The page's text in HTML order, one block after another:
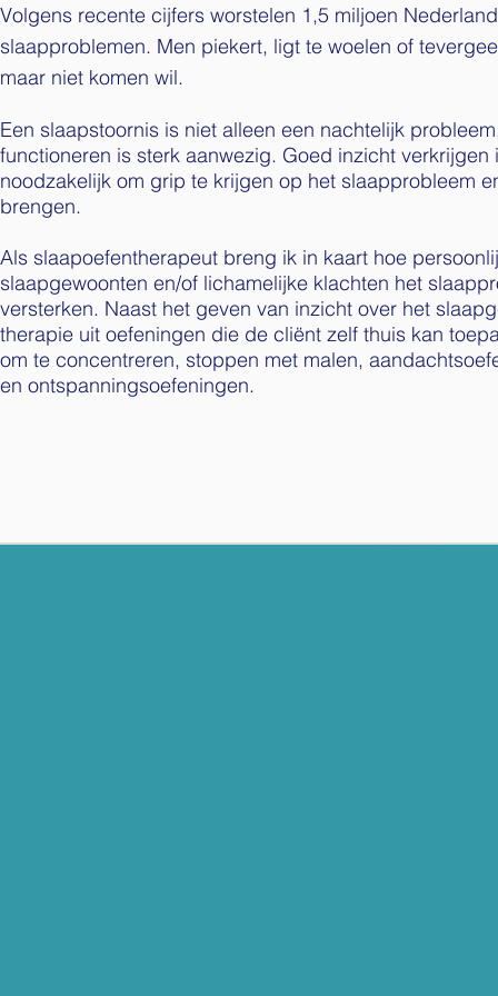
Volgens recente cijfers worstelen 1,5 miljoen
slaapproblemen. Men piekert, ligt te woelen of
maar niet komen wil.
Een slaapstoornis is niet alleen een nachtelijk
functioneren is sterk aanwezig. Goed inzicht
noodzakelijk om grip te krijgen op het slaapprobleem
brengen.
Als slaapoefentherapeut breng ik in kaart hoe
slaapgewoonten en/of lichamelijke klachten het
versterken. Naast het geven van inzicht over het
therapie uit oefeningen die de cliënt zelf thuis kan
om te concentreren, stoppen met malen,
en ontspanningsoefeningen.